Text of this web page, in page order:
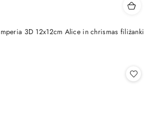
3D 12x12cm Alice in chrismas filiżanki